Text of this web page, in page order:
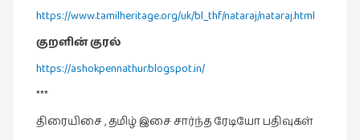
தனிமை
கொண்டவர்கள்
திரை
https://www.tamilheritage.org/uk/bl_thf/nataraj/nataraj.html
குறளின் குரல்
https://ashokpennathur.blogspot.in/
***
திரையிசை , தமிழ் இசை சார்ந்த ரேடியோ பதிவுகள்